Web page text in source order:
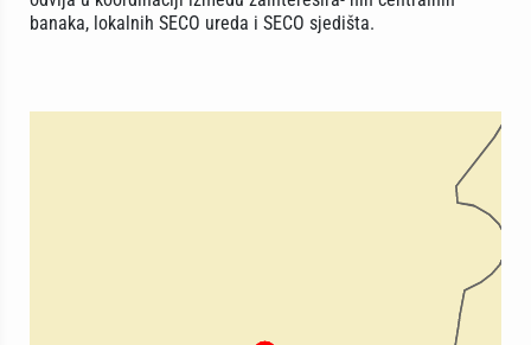
banaka, lokalnih SECO ureda i SECO sjedišta.